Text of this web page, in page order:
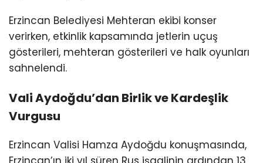
Erzincan Belediyesi Mehteran ekibi konser
verirken, etkinlik kapsamında jetlerin uçuş
gösterileri, mehteran gösterileri ve halk oyunları
sahnelendi.
Vali Aydoğdu’dan Birlik ve Kardeşlik
Vurgusu
Erzincan Valisi Hamza Aydoğdu konuşmasında,